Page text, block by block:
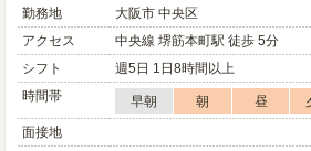
勤務地
大阪市 中央区
アクセス
中央線 堺筋本町駅 徒歩 5分
シフト
週5日 1日8時間以上
時間帯
早朝 朝 昼
面接地